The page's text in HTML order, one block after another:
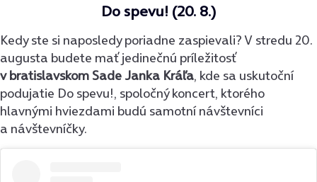
Do spevu! (20. 8.)
Kedy ste si naposledy poriadne zaspievali? V stredu 20.
augusta budete mať jedinečnú príležitosť
v bratislavskom Sade Janka Kráľa, kde sa uskutoční
podujatie Do spevu!, spoločný koncert, ktorého
hlavnými hviezdami budú samotní návštevníci
a návštevníčky.